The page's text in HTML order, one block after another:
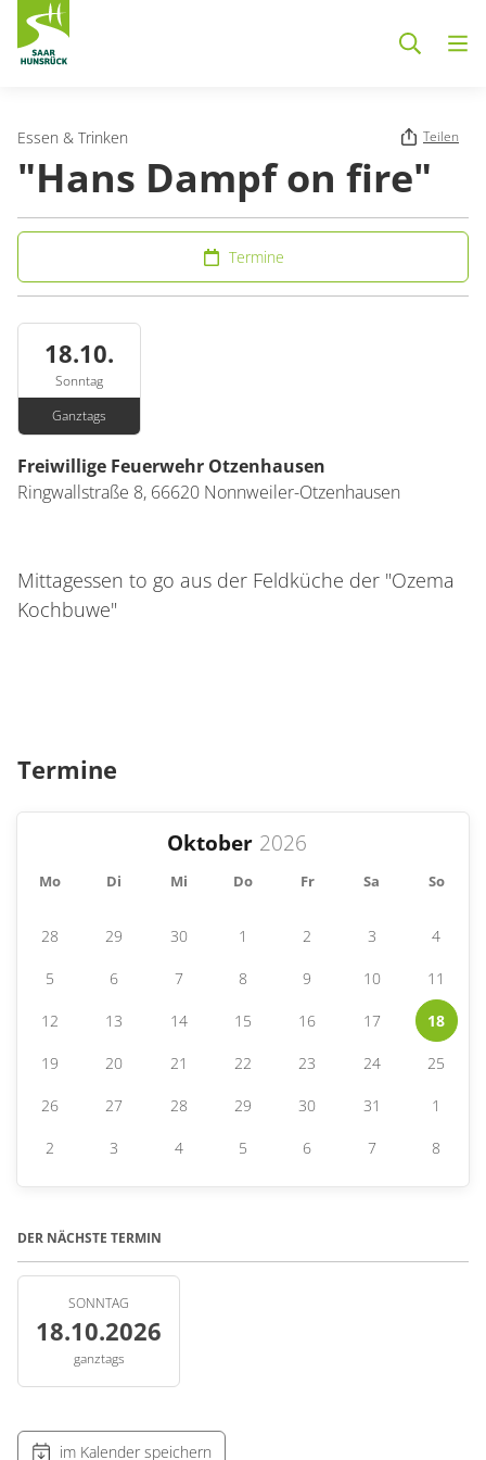
Essen & Trinken Teilen
"Hans Dampf on fire"
Termine
18.10.
Sonntag
Ganztags
Freiwillige Feuerwehr Otzenhausen
Ringwallstraße 8, 66620 Nonnweiler-Otzenhausen
Mittagessen to go aus der Feldküche der "Ozema
Kochbuwe"
Termine
Oktober
Mo Di Mi Do Fr Sa So
28 29 30 1 2 3 4
5 6 7 8 9 10 11
12 13 14 15 16 17 18
19 20 21 22 23 24 25
26 27 28 29 30 31 1
2 3 4 5 6 7 8
DER NÄCHSTE TERMIN
SONNTAG
18.10.2026
ganztags
im Kalender speichern